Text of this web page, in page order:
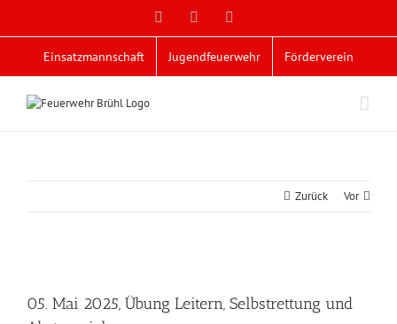
Facebook
Einsatzmannschaft Jugendfeuerwehr Förderverein
Zurück Vor
Bild
05. Mai 2025, Übung Leitern, Selbstrettung und